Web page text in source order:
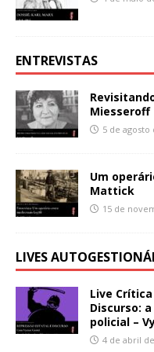
ENTREVISTAS
Miesseroff
5 de agosto
Um
Mattick
15 de
LIVES
Live
Discurso:
policial –
4 de abril